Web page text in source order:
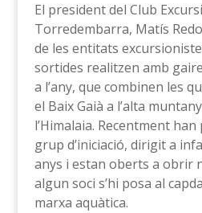
El president del Club
Torredembarra, Matís
de les entitats
sortides realitzen amb
a l’any, que combinen les
el Baix Gaià a l’alta
l’Himalaia. Recentment
grup d’iniciació, dirigit a
anys i estan oberts a obrir
algun soci s’hi posa al
marxa aquàtica.